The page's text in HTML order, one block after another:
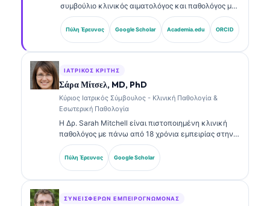
συμβούλιο κλινικός αιματολόγος και παθολόγος με
πάνω από 15 χρόνια εμπειρίας στη εργαστηριακή
ιατρική και στην ανάλυση κλινικών δεδομένων με
υποβοήθηση AI. Ως Chief Medical Officer στην
δικτύου. Ο Δρ. Klein έχει δημοσιεύσει εκτενώς
σχετικά με την ερμηνεία βιοδεικτών και τη
εργαστηριακή διάγνωση σε θέματα εργαστηριακής
ιατρικής.
Πύλη Έρευνας Google Scholar Academia.edu ORCID
ΙΑΤΡΙΚΌΣ ΚΡΙΤΉΣ
Σάρα Μίτσελ, MD, PhD
Κύριος Ιατρικός Σύμβουλος - Κλινική Παθολογία &
Εσωτερική Παθολογία
Η Δρ. Sarah Mitchell είναι πιστοποιημένη κλινική
παθολόγος με πάνω από 18 χρόνια εμπειρίας στην
εργαστηριακή ιατρική και στην διαγνωστική
ανάλυση. Διαθέτει εξειδικευμένες πιστοποιήσεις
στην κλινική χημεία και έχει δημοσιεύσει εκτενώς
Πύλη Έρευνας Google Scholar
ΣΥΝΕΙΣΦΈΡΩΝ ΕΜΠΕΙΡΟΓΝΏΜΟΝΑΣ